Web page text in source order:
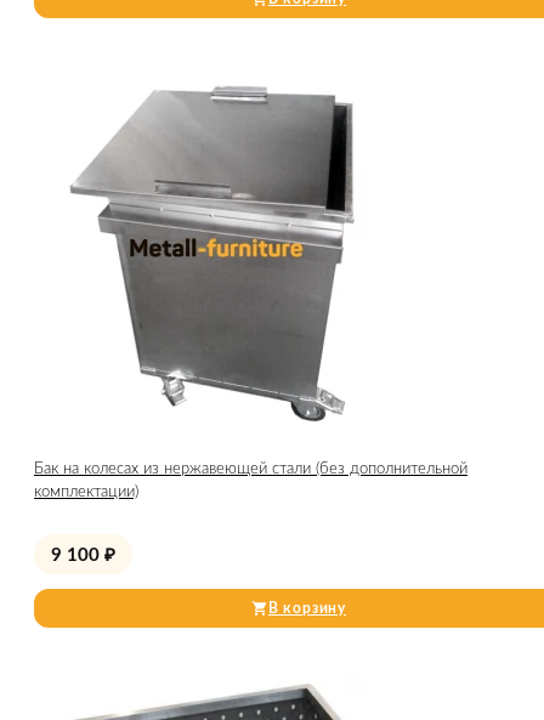
Бак на колесах из нержавеющей стали (без дополнительной
комплектации)
9 100 ₽
В корзину